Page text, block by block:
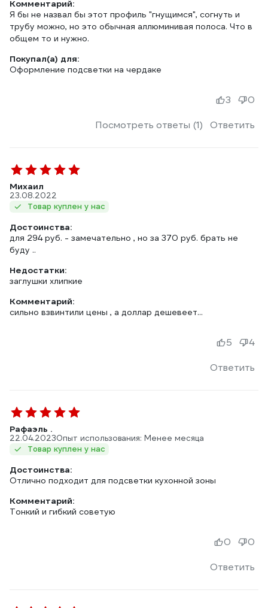
Комментарий:
Я бы не назвал бы этот профиль "гнущимся", согнуть и
трубу можно, но это обычная аллюминивая полоса. Что в
общем то и нужно.
Покупал(а) для:
Оформление подсветки на чердаке
Посмотреть ответы (1) Ответить
3 0
Михаил
23.08.2022
Товар куплен у нас
Достоинства:
для 294 руб. - замечательно , но за 370 руб. брать не
буду ..
Недостатки:
заглушки хлипкие
Комментарий:
сильно взвинтили цены , а доллар дешевеет...
Ответить
5 4
Рафаэль .
22.04.2023Опыт использования: Менее месяца
Товар куплен у нас
Достоинства:
Отлично подходит для подсветки кухонной зоны
Комментарий:
Тонкий и гибкий советую
Ответить
0 0